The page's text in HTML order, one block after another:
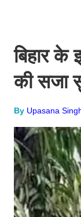
बिहार के
की सजा
By Upasana